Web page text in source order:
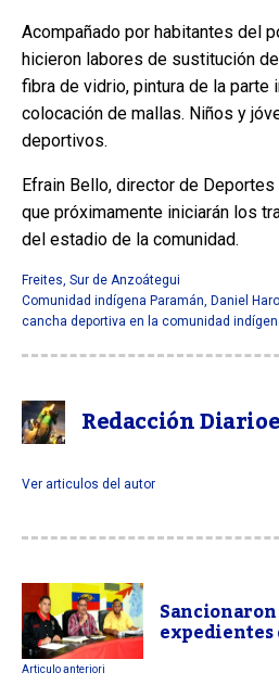
Acompañado por habitantes del
hicieron labores de sustitución
fibra de vidrio, pintura de la parte
colocación de mallas. Niños y
deportivos.
Efrain Bello, director de Deportes
que próximamente iniciarán los
del estadio de la comunidad.
Freites, Sur de Anzoátegui
Comunidad indígena Paramán, Daniel Haro
cancha deportiva en la comunidad
Redacción
Ver articulos del autor
expedientes
Articulo anteriori